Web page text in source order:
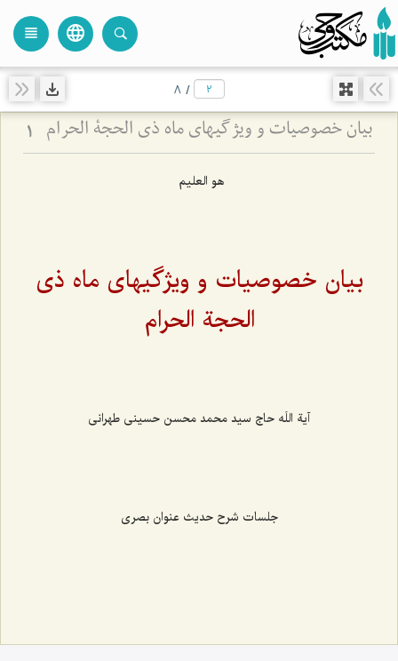
language
view_headline
/
8
بیان خصوصیات و ویژگیهای ماه ذی الحجة الحرام 1
هو العلیم
بیان خصوصیات و ویژگیهای ماه ذی
الحجة الحرام
آیة اللَه حاج سید محمد محسن حسینی طهرانی
جلسات شرح حدیث عنوان بصری